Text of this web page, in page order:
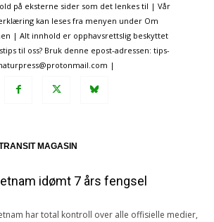
på eksterne sider som det lenkes til | Vår
kan leses fra menyen under Om
| Alt innhold er opphavsrettslig beskyttet
til oss? Bruk denne epost-adressen: tips-
|
MAGASIN
idømt 7 års fengsel
har total kontroll over alle offisielle medier,